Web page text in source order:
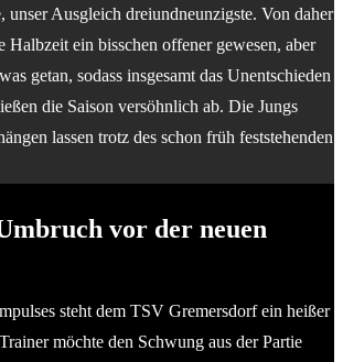
unser Ausgleich dreiundneunzigste. Von daher
Halbzeit ein bisschen offener gewesen, aber
getan, sodass insgesamt das Unentschieden
die Saison versöhnlich ab. Die Jungs
lassen trotz des schon früh feststehenden
vor der neuen
steht dem TSV Gremersdorf ein heißer
möchte den Schwung aus der Partie